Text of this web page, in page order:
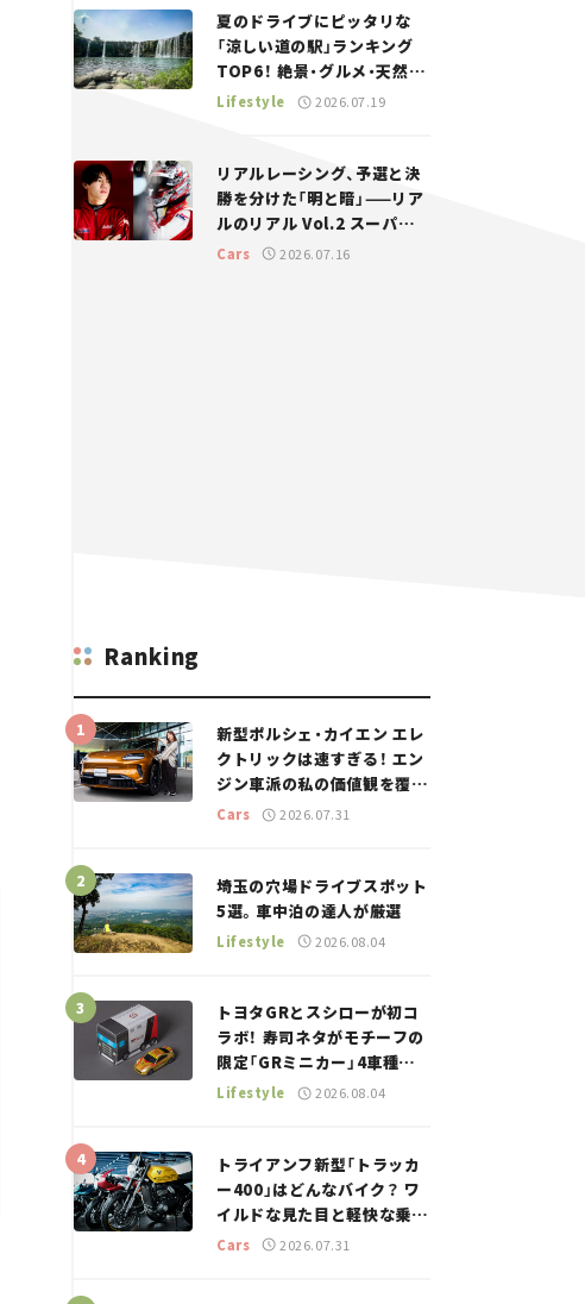
夏のドライブにピッタリな
「涼しい道の駅」ランキング
TOP6！ 絶景・グルメ・天然ク
ーラーなど、避暑におすすめ
Lifestyle 2026.07.19
リアルレーシング、予選と決
勝を分けた「明と暗」——リア
ルのリアル Vol.2 スーパー
GT 2026開幕戦 岡山国際サ
Cars 2026.07.16
Ranking
新型ポルシェ・カイエン エレ
クトリックは速すぎる！ エン
ジン車派の私の価値観を覆し
た、新しいポルシェの走り。
Cars 2026.07.31
埼玉の穴場ドライブスポット
5選。車中泊の達人が厳選
Lifestyle 2026.08.04
トヨタGRとスシローが初コ
ラボ！ 寿司ネタがモチーフの
限定「GRミニカー」4車種が
登場。入手方法は？【クルマ
Lifestyle 2026.08.04
トライアンフ新型「トラッカ
ー400」はどんなバイク？ ワ
イルドな見た目と軽快な乗り
味を両立した400ccフラット
Cars 2026.07.31